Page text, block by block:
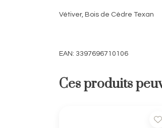
Vétiver, Bois de Cèdre Texan
EAN: 3397696710106
Ces produits